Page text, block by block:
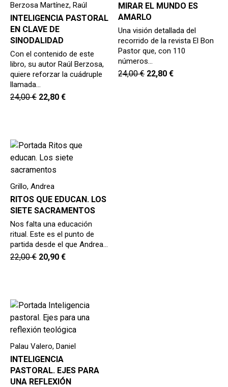
Berzosa Martínez, Raúl
INTELIGENCIA PASTORAL
EN CLAVE DE
SINODALIDAD
Con el contenido de este
libro, su autor Raúl Berzosa,
quiere reforzar la cuádruple
llamada…
24,00€ 22,80 €
MIRAR EL MUNDO ES
AMARLO
Una visión detallada del
recorrido de la revista El Bon
Pastor que, con 110
números…
24,00€ 22,80€
Grillo, Andrea
RITOS QUE EDUCAN. LOS
SIETE SACRAMENTOS
Nos falta una educación
ritual. Este es el punto de
partida desde el que Andrea…
22,00€ 20,90 €
Palau Valero, Daniel
INTELIGENCIA
PASTORAL. EJES PARA
UNA REFLEXIÓN